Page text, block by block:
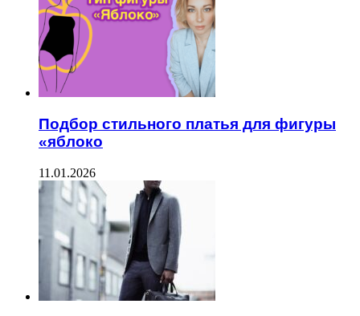
Подбор стильного платья для фигуры
«яблоко
11.01.2026